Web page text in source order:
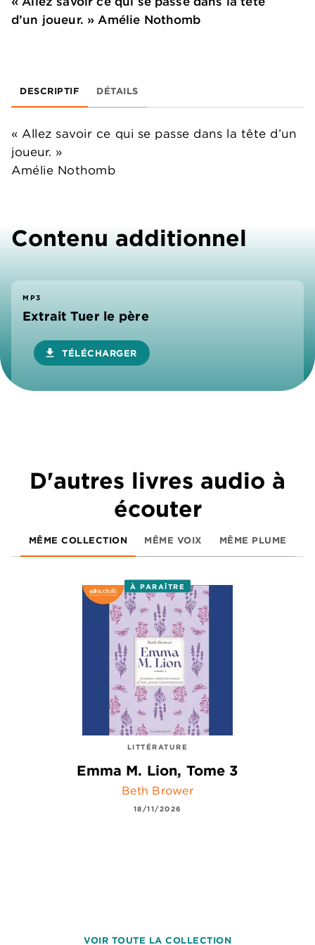
d’un joueur. » Amélie Nothomb
DESCRIPTIF DÉTAILS
« Allez savoir ce qui se passe dans la tête d’un
joueur. »
Amélie Nothomb
Contenu additionnel
MP3
Extrait Tuer le père
download TÉLÉCHARGER
D'autres livres audio à
écouter
MÊME COLLECTION MÊME VOIX MÊME PLUME
À PARAÎTRE
LITTÉRATURE
Emma M. Lion, Tome 3
Beth Brower
18/11/2026
VOIR TOUTE LA COLLECTION